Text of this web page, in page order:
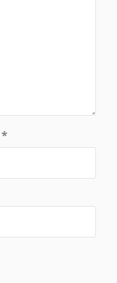
*